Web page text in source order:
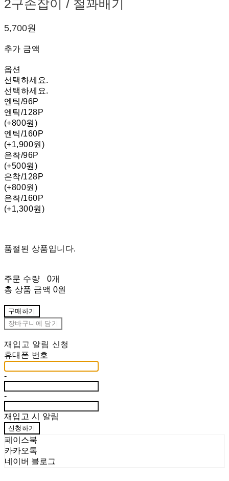
2구손잡이 / 철꽈배기
5,700원
추가 금액
옵션
선택하세요.
선택하세요.
엔틱/96P
엔틱/128P
(+800원)
엔틱/160P
(+1,900원)
은착/96P
(+500원)
은착/128P
(+800원)
은착/160P
(+1,300원)
품절된 상품입니다.
주문 수량
0개
총 상품 금액 0원
구매하기
장바구니에 담기
재입고 알림 신청
휴대폰 번호
-
-
재입고 시 알림
신청하기
페이스북
카카오톡
네이버 블로그